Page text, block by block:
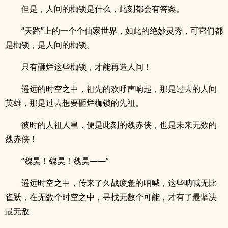
但是，人间的枷锁是什么，此刻都会有答案。
“天路”上的一个个仙家世界，如此的绝妙灵秀，可它们都
是枷锁，是人间的枷锁。
只有砸烂这些枷锁，才能再造人间！
遥远的时空之中，祖先的欢呼声响起，那是过去的人间
英雄，那是过去想要砸烂枷锁的先祖。
彼时的人祖人皇，便是此刻的魏赤侠，也是未来无数的
魏赤侠！
“魏昊！魏昊！魏昊——”
遥远时空之中，传来了久战疲惫的呐喊，这些呐喊无比
雀跃，在无数个时空之中，寻找无数个可能，才有了最坚决
最无敌